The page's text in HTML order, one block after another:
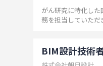
がん研究に特化し
務を担当していた
ト作成 ・解析結
ンフォマティクス
BIM設計技術